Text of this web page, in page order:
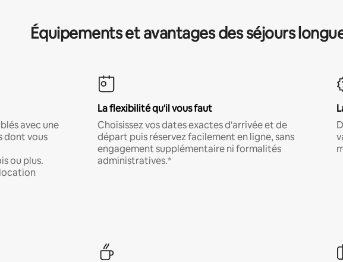
Équipements et avantages des séjours
avec une
dont vous
ou plus.
La flexibilité qu'il vous faut
Choisissez vos dates exactes d'arrivée et de
départ puis réservez facilement en ligne, sans
engagement supplémentaire ni formalités
administratives.*